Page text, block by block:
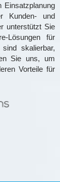
Einsatzplanung
Kunden- und
unterstützt Sie
Lösungen für
skalierbar,
Sie uns, um
Vorteile für